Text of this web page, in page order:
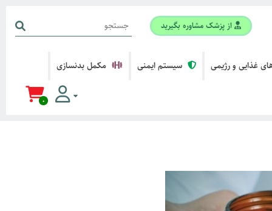
از پزشک مشاوره بگیرید
0
غذایی و رژیمی سیستم ایمنی مکمل بدنسازی